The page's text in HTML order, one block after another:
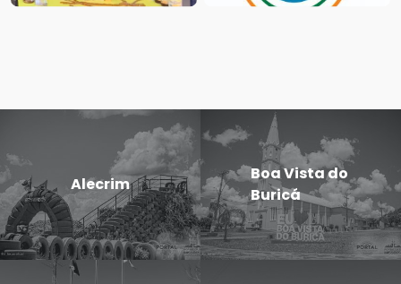
Alecrim
Boa Vista do
Buricá